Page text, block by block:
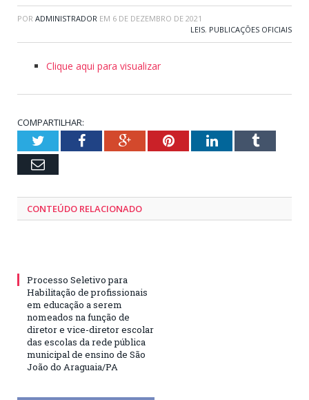
POR ADMINISTRADOR EM 6 DE DEZEMBRO DE 2021
LEIS, PUBLICAÇÕES OFICIAIS
Clique aqui para visualizar
COMPARTILHAR:
TwitterFacebookGoogle+PinterestLinkedInTumblr
Email
CONTEÚDO RELACIONADO
Processo Seletivo para
Habilitação de profissionais
em educação a serem
nomeados na função de
diretor e vice-diretor escolar
das escolas da rede pública
municipal de ensino de São
João do Araguaia/PA